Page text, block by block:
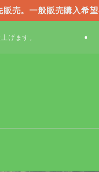
売。一般販売購入希
げます。